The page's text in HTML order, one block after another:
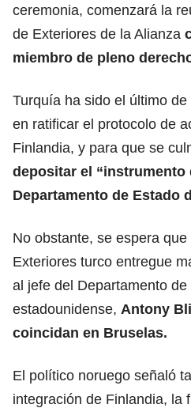
ceremonia, comenzará la
de Exteriores de la Alianza
miembro de pleno
Turquía ha sido el último
en ratificar el protocolo de
Finlandia, y para que se
depositar el “instrumento
Departamento de Estado
No obstante, se espera
Exteriores turco entregue
al jefe del Departamento de
estadounidense, Antony
coincidan en Bruselas.
El político noruego señaló
integración de Finlandia, la